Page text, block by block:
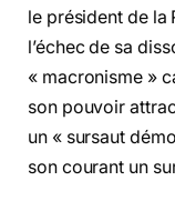
le président de la
l’échec de sa
« macronisme »
son pouvoir
un « sursaut
son courant un